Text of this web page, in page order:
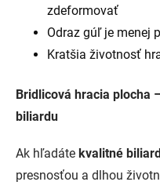
zdeformovať
Odraz gúľ je menej
Kratšia životnosť
Bridlicová hracia plocha
biliardu
Ak hľadáte kvalitné
presnosťou a dlhou